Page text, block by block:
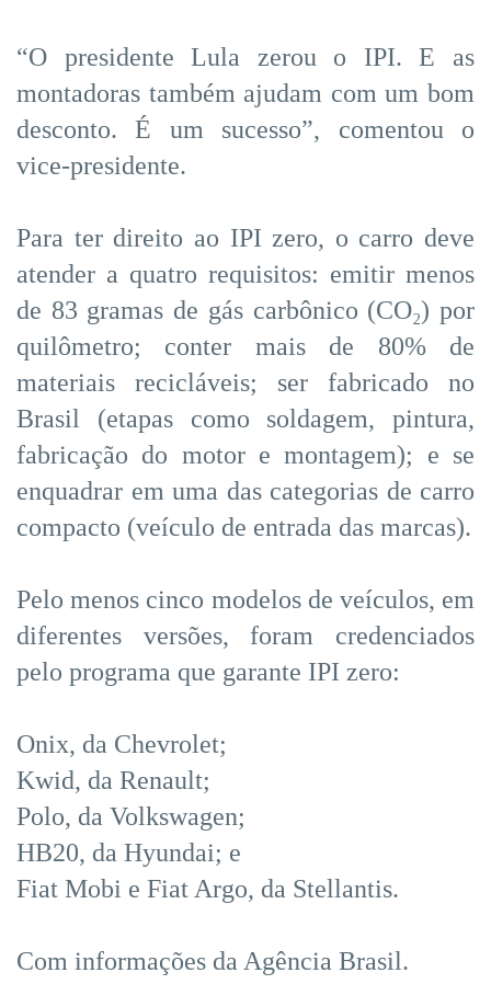
“O presidente Lula zerou o IPI. E as
montadoras também ajudam com um bom
desconto. É um sucesso”, comentou o
vice-presidente.
Para ter direito ao IPI zero, o carro deve
atender a quatro requisitos: emitir menos
de 83 gramas de gás carbônico (CO₂) por
quilômetro; conter mais de 80% de
materiais recicláveis; ser fabricado no
Brasil (etapas como soldagem, pintura,
fabricação do motor e montagem); e se
enquadrar em uma das categorias de carro
compacto (veículo de entrada das marcas).
Pelo menos cinco modelos de veículos, em
diferentes versões, foram credenciados
pelo programa que garante IPI zero:
Onix, da Chevrolet;
Kwid, da Renault;
Polo, da Volkswagen;
HB20, da Hyundai; e
Fiat Mobi e Fiat Argo, da Stellantis.
Com informações da Agência Brasil.